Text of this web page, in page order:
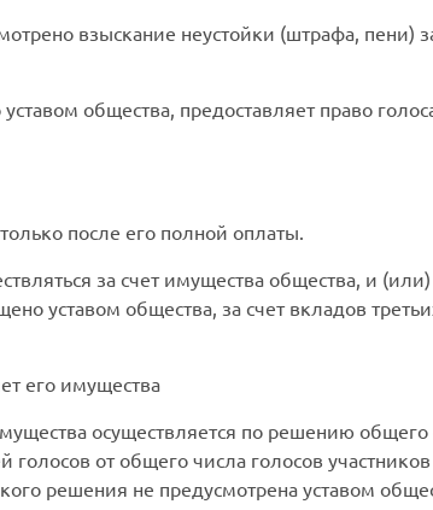
взыскание неустойки (штрафа, пени)
общества, предоставляет право
после его полной оплаты.
за счет имущества общества, и
уставом общества, за счет вкладов
его имущества
осуществляется по решению общего
от общего числа голосов
решения не предусмотрена уставом